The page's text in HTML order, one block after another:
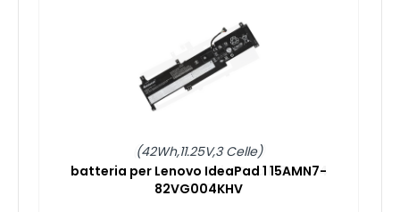
(42Wh,11.25V,3 Celle)
batteria per Lenovo IdeaPad 1 15AMN7-
82VG004KHV